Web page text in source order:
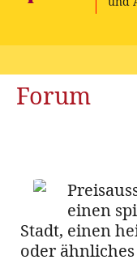
Forum
einen
Stadt, einen
oder ähnliches